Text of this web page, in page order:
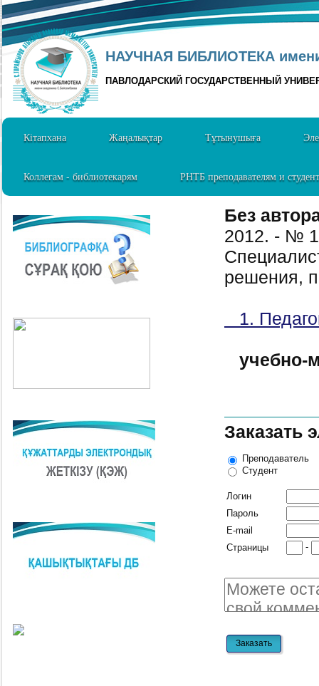
НАУЧНАЯ БИБЛИОТЕКА
ПАВЛОДАРСКИЙ ГОСУДАРСТВЕННЫЙ
Кітапхана Жаңалықтар Тұтынушыға
Коллегам - библиотекарям РНТБ преподавателям и
Без
2012. - №
решения,
1.
учебно-
Заказать
Преподаватель
Студент
Логин
Пароль
E-mail
Страницы
-